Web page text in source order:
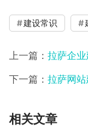
建设常识
上一篇： 拉萨企
下一篇： 拉萨网站建设
相关文章